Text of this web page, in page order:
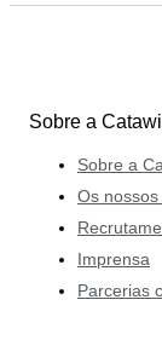
Sobre a
Sobre a
Os
Imprensa
Parcerias